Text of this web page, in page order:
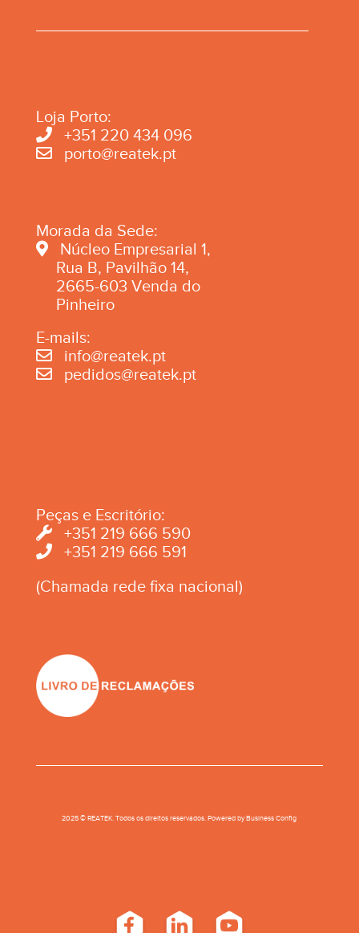
Loja Porto:
+351 220 434 096
porto@reatek.pt
Morada da Sede:
Núcleo Empresarial 1,
Rua B, Pavilhão 14,
2665-603 Venda do
Pinheiro
E-mails:
info@reatek.pt
pedidos@reatek.pt
Peças e Escritório:
+351 219 666 590
+351 219 666 591
(Chamada rede fixa nacional)
2025 © REATEK. Todos os direitos reservados. Powered byBusiness Conﬁg